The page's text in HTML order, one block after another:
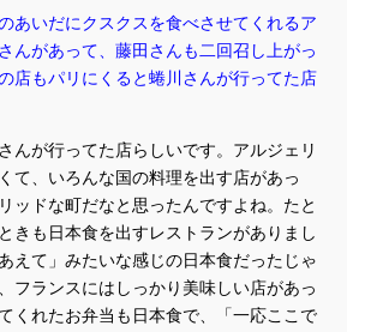
いだにクスクスを食べさせてくれるア
んがあって、藤田さんも二回召し上がっ
店もパリにくると蜷川さんが行ってた店
が行ってた店らしいです。アルジェリ
て、いろんな国の料理を出す店があっ
ッドな町だなと思ったんですよね。たと
きも日本食を出すレストランがありまし
えて」みたいな感じの日本食だったじゃ
フランスにはしっかり美味しい店があっ
くれたお弁当も日本食で、「一応ここで